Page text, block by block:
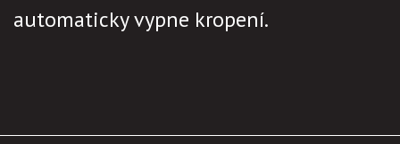
automaticky vypne kropení.